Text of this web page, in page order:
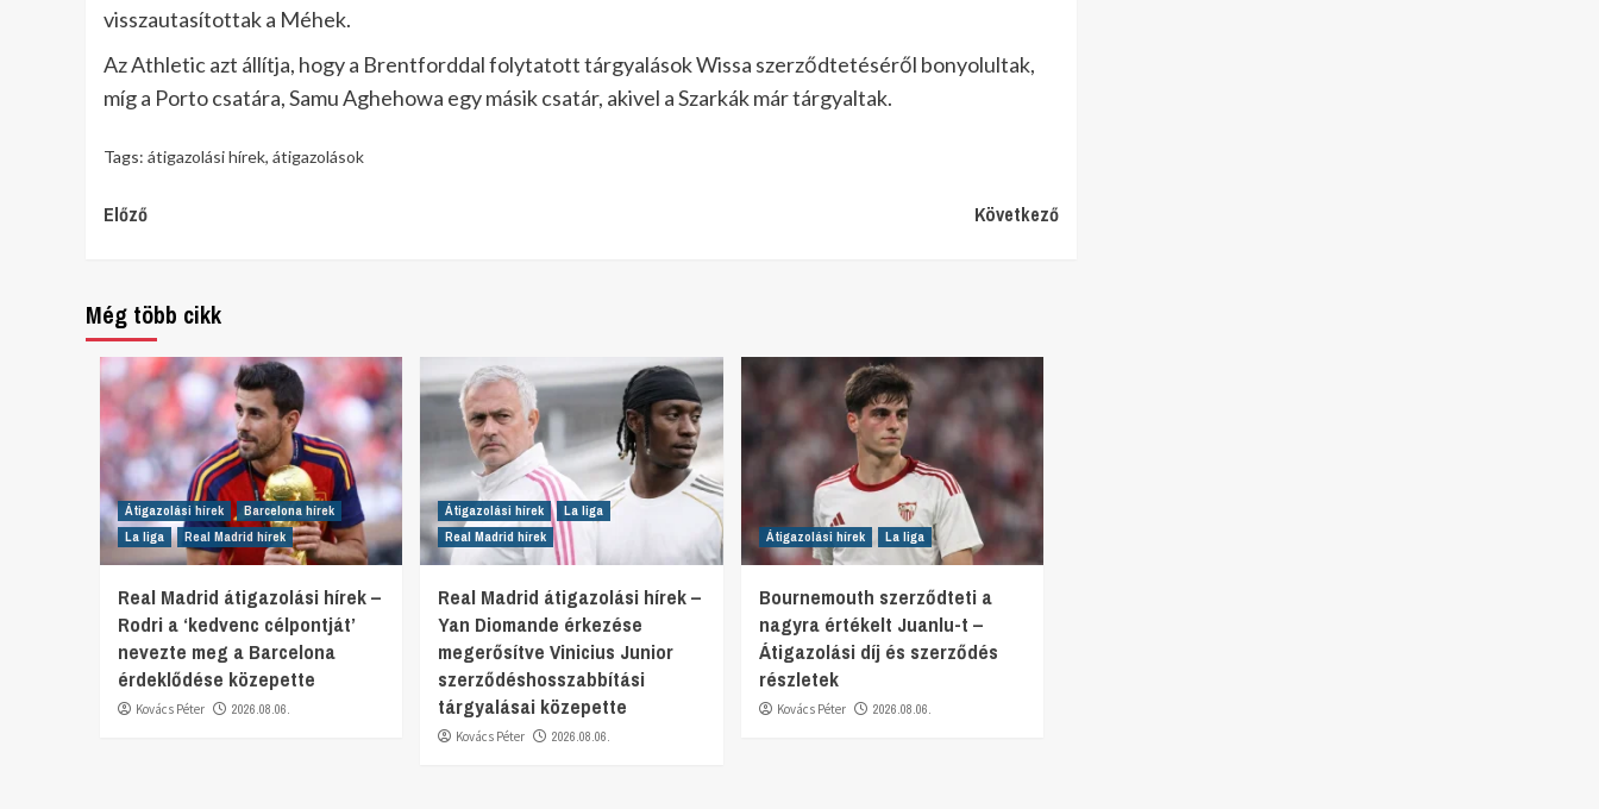
visszautasítottak a Méhek.
Az Athletic azt állítja, hogy a Brentforddal folytatott tárgyalások Wissa szerződtetéséről bonyolultak,
míg a Porto csatára, Samu Aghehowa egy másik csatár, akivel a Szarkák már tárgyaltak.
Tags: átigazolási hírek, átigazolások
Continue
Előző Következő
Még több cikk
Átigazolási hírek
Barcelona hírek
La liga
Real Madrid hírek
Real Madrid átigazolási hírek –
Rodri a ‘kedvenc célpontját’
nevezte meg a Barcelona
érdeklődése közepette
Kovács Péter 2026.08.06.
Átigazolási hírek
La liga
Real Madrid hírek
Real Madrid átigazolási hírek –
Yan Diomande érkezése
megerősítve Vinicius Junior
szerződéshosszabbítási
tárgyalásai közepette
Kovács Péter 2026.08.06.
Átigazolási hírek La liga
Bournemouth szerződteti a
nagyra értékelt Juanlu-t –
Átigazolási díj és szerződés
részletek
Kovács Péter 2026.08.06.